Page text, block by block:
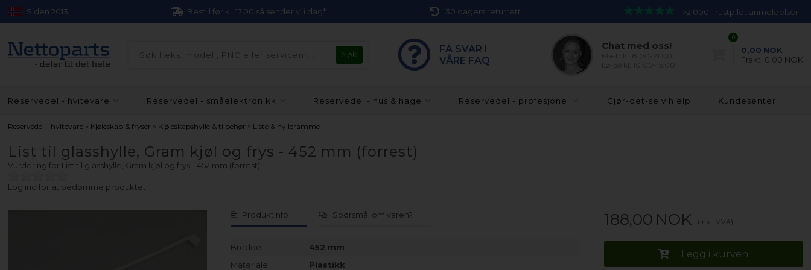
Siden 2013 Bestill før kl. 17.00 så sender vi i dag* 30 dagers returrett >2.000 Trustpilot anmeldelser
FÅ SVAR I
VÅRE FAQ
Chat med oss!
0
0,00 NOK
Frakt: 0,00 NOK
Reservedel - hvitevare Reservedel - småelektronikk Reservedel - hus & hage Reservedel - profesjonel Gjør-det-selv hjelp Kundesenter
Reservedel - hvitevare » Kjøleskap & fryser » Kjøleskapshylle & tilbehør » Liste & hylleramme
List til glasshylle, Gram kjøl og frys - 452 mm (forrest)
Vurdering for List til glasshylle, Gram kjøl og frys - 452 mm (forrest)
Log ind for at bedømme produktet
Produktinfo Spørsmål om varen?
Bredde
452 mm
Materiale
Plastikk
188,00 NOK (inkl. MVA)
Legg i kurven